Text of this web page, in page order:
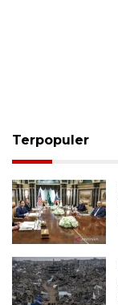
Terpopuler